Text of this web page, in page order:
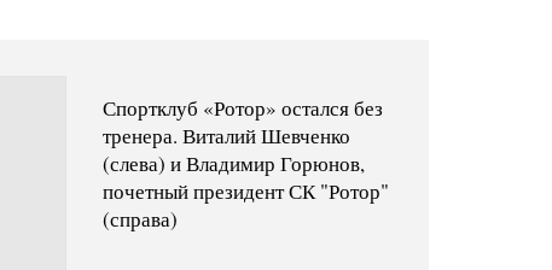
Спортклуб «Ротор» остался без
тренера. Виталий Шевченко
(слева) и Владимир Горюнов,
почетный президент СК "Ротор"
(справа)